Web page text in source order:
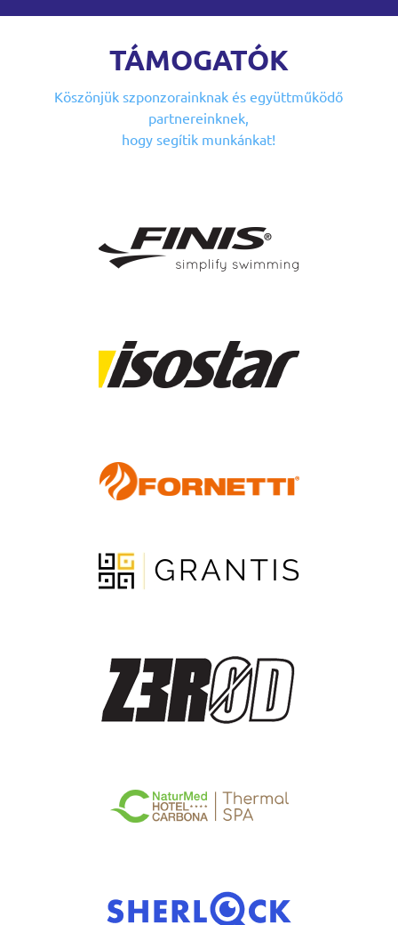
TÁMOGATÓK
Köszönjük szponzorainknakés együttműködő
partnereinknek,
hogy segítik munkánkat!